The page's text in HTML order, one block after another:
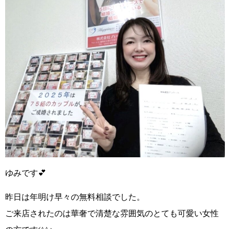
ゆみです💕
昨日は年明け早々の無料相談でした。
ご来店されたのは華奢で清楚な雰囲気のとても可愛い女性